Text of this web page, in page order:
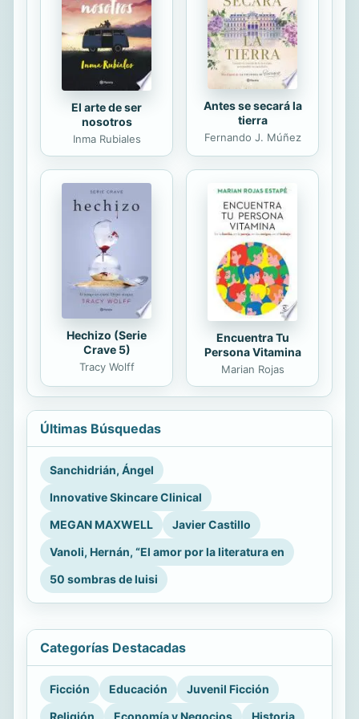
compañeros de tantas batallas,
autores admirados. Conversando en
el café más que en...
El arte de ser
nosotros
Inma Rubiales
Antes se secará la
tierra
Fernando J. Múñez
Hechizo (Serie
Crave 5)
Tracy Wolff
Encuentra Tu
Persona Vitamina
Marian Rojas
Últimas Búsquedas
Sanchidrián, Ángel
Innovative Skincare Clinical
MEGAN MAXWELL
Javier Castillo
Vanoli, Hernán, “El amor por la literatura en
50 sombras de luisi
Categorías Destacadas
Ficción Educación
Juvenil Ficción
Religión
Economía y Negocios Historia